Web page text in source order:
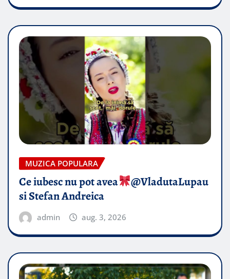
MUZICA POPULARA
Ce iubesc nu pot avea
​@VladutaLupau
si Stefan Andreica
admin aug. 3, 2026